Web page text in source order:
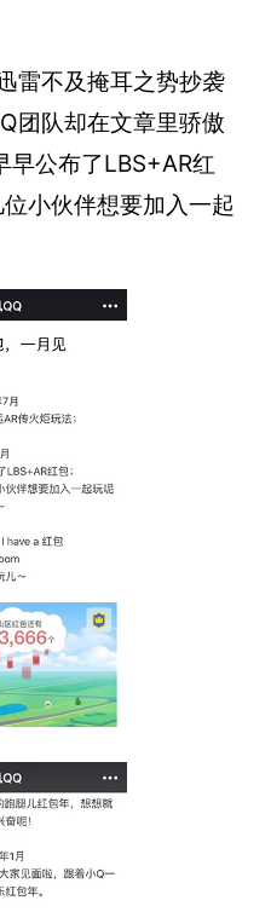
雷不及掩耳之势抄袭
团队却在文章里骄傲
早公布了LBS+AR红
小伙伴想要加入一起